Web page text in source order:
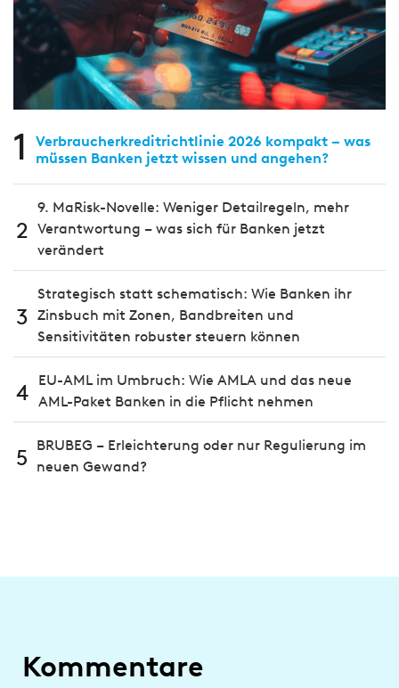
1
Verbraucherkreditrichtlinie 2026 kompakt – was
müssen Banken jetzt wissen und angehen?
2
9. MaRisk-Novelle: Weniger Detailregeln, mehr
Verantwortung – was sich für Banken jetzt
verändert
3
Strategisch statt schematisch: Wie Banken ihr
Zinsbuch mit Zonen, Bandbreiten und
Sensitivitäten robuster steuern können
4
EU-AML im Umbruch: Wie AMLA und das neue
AML-Paket Banken in die Pflicht nehmen
5
BRUBEG – Erleichterung oder nur Regulierung im
neuen Gewand?
Kommentare